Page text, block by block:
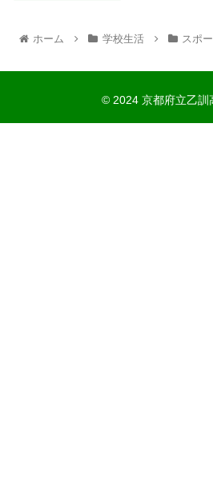
ホーム 学校生活 スポ
© 2024 京都府立乙訓